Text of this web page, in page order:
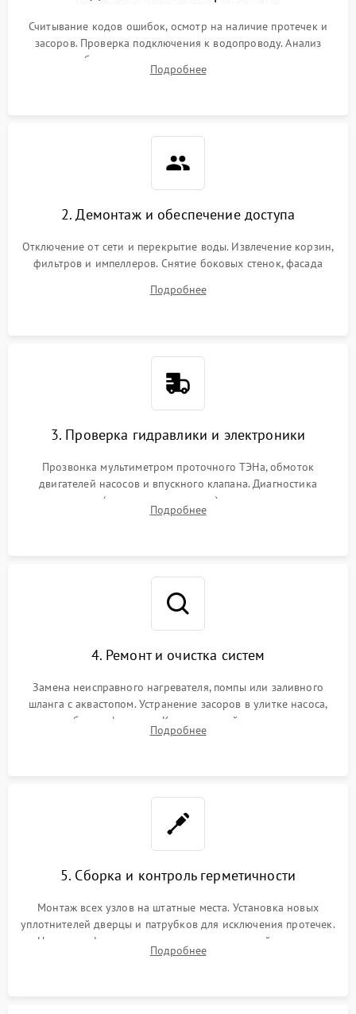
Считывание кодов ошибок, осмотр на наличие протечек и
засоров. Проверка подключения к водопроводу. Анализ
жалоб на отсутствие слива, нагрева, вращения
разбрызгивателей или срабатывание системы защиты
Подробнее
2. Демонтаж и обеспечение доступа
Отключение от сети и перекрытие воды. Извлечение корзин,
фильтров и импеллеров. Снятие боковых стенок, фасада
циркуляционному насосу, ТЭНу и сливной помпе.
Подробнее
3. Проверка гидравлики и электроники
Прозвонка мультиметром проточного ТЭНа, обмоток
двигателей насосов и впускного клапана. Диагностика
прессостата (датчика уровня воды), датчика мутности,
концевика дверцы и электронного модуля управления.
Подробнее
4. Ремонт и очистка систем
Замена неисправного нагревателя, помпы или заливного
шланга с аквастопом. Устранение засоров в улитке насоса,
патрубках и фильтрах. Компонентный ремонт платы
управления, восстановление поврежденной проводки.
Подробнее
5. Сборка и контроль герметичности
Монтаж всех узлов на штатные места. Установка новых
уплотнителей дверцы и патрубков для исключения протечек.
Надежная фиксация хомутов гидравлической системы,
сборка корпуса и установка датчика поплавка.
Подробнее